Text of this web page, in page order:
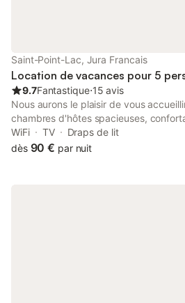
Saint-Point-Lac, Jura Francais
Location de vacances pour 5
9.7Fantastique⋅15 avis
Nous aurons le plaisir de vous
chambres d'hôtes spacieuses,
style et raffinement afin de vous faire
inoubliable ! Notre ancienne ferme
WiFi TV
Draps de lit
dès 90 € par nuit